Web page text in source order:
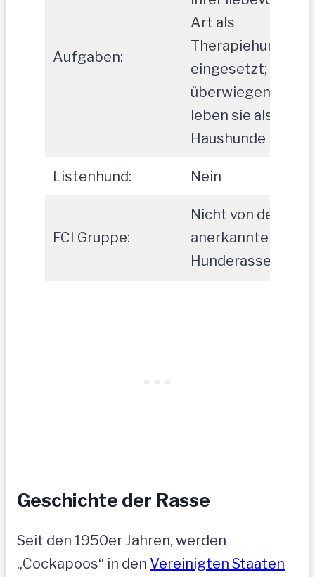
Aufgaben:
Art als
Therapiehunde
eingesetzt;
überwiegend
leben sie als
Haushunde
Listenhund: Nein
FCI Gruppe:
Nicht von der FCI
anerkannte
Hunderasse
Geschichte der Rasse
Seit den 1950er Jahren, werden
„Cockapoos“ in den Vereinigten Staaten